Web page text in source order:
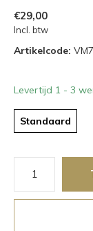
€29,00
Incl. btw
Artikelcode:
Levertijd 1 - 3
Standaard